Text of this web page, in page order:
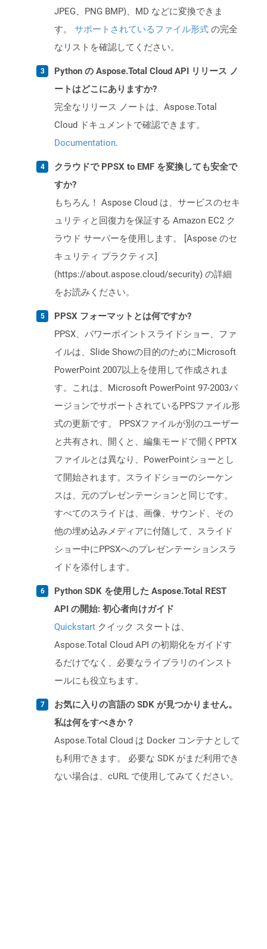
JPEG、PNG BMP)、MD などに変換できま
す。 サポートされているファイル形式 の完全
なリストを確認してください。
Python の Aspose.Total Cloud API リリース ノ
ートはどこにありますか?
完全なリリース ノートは、Aspose.Total
Cloud ドキュメントで確認できます。
Documentation.
クラウドで PPSX to EMF を変換しても安全で
すか?
もちろん！ Aspose Cloud は、サービスのセキ
ュリティと回復力を保証する Amazon EC2 ク
ラウド サーバーを使用します。 [Aspose のセ
キュリティ プラクティス]
(https://about.aspose.cloud/security) の詳細
をお読みください。
PPSX フォーマットとは何ですか?
PPSX、パワーポイントスライドショー、ファ
イルは、Slide Showの目的のためにMicrosoft
PowerPoint 2007以上を使用して作成されま
す。これは、Microsoft PowerPoint 97-2003バ
ージョンでサポートされているPPSファイル形
式の更新です。 PPSXファイルが別のユーザー
と共有され、開くと、編集モードで開くPPTX
ファイルとは異なり、PowerPointショーとし
て開始されます。スライドショーのシーケン
スは、元のプレゼンテーションと同じです。
すべてのスライドは、画像、サウンド、その
他の埋め込みメディアに付随して、スライド
ショー中にPPSXへのプレゼンテーションスラ
イドを添付します。
Python SDK を使用した Aspose.Total REST
API の開始: 初心者向けガイド
Quickstart クイック スタートは、
Aspose.Total Cloud API の初期化をガイドす
るだけでなく、必要なライブラリのインスト
ールにも役立ちます。
お気に入りの言語の SDK が見つかりません。
私は何をすべきか？
Aspose.Total Cloud は Docker コンテナとして
も利用できます。 必要な SDK がまだ利用でき
ない場合は、cURL で使用してみてください。